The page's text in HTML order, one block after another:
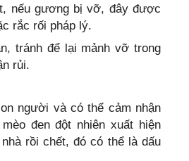
nếu gương bị vỡ, đây được
rắc rối pháp lý.
tránh để lại mảnh vỡ trong
rủi.
người và có thể cảm nhận
đen đột nhiên xuất hiện
rồi chết, đó có thể là dấu